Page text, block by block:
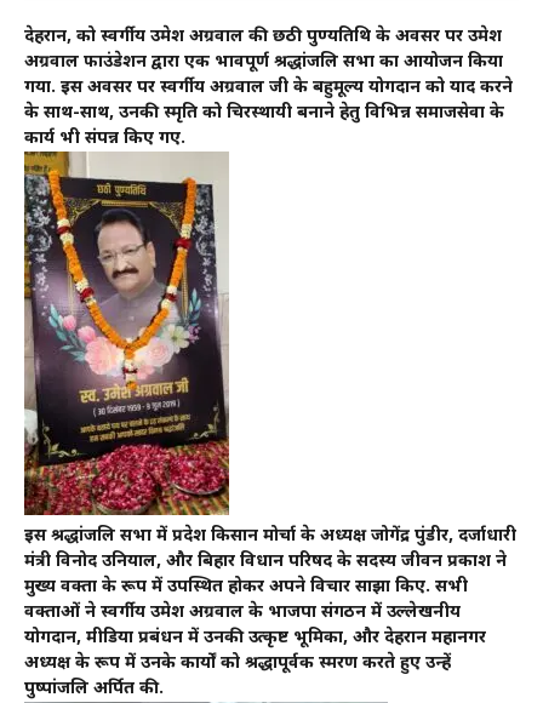
देहरादून, को स्वर्गीय उमेश अग्रवाल की छठी पुण्यतिथि के अवसर पर उमेश
अग्रवाल फाउंडेशन द्वारा एक भावपूर्ण श्रद्धांजलि सभा का आयोजन किया
गया. इस अवसर पर स्वर्गीय अग्रवाल जी के बहुमूल्य योगदान को याद करने
के साथ-साथ, उनकी स्मृति को चिरस्थायी बनाने हेतु विभिन्न समाजसेवा के
कार्य भी संपन्न किए गए.
इस श्रद्धांजलि सभा में प्रदेश किसान मोर्चा के अध्यक्ष जोगेंद्र पुंडीर, दर्जाधारी
मंत्री विनोद उनियाल, और बिहार विधान परिषद के सदस्य जीवन प्रकाश ने
मुख्य वक्ता के रूप में उपस्थित होकर अपने विचार साझा किए. सभी
वक्ताओं ने स्वर्गीय उमेश अग्रवाल के भाजपा संगठन में उल्लेखनीय
योगदान, मीडिया प्रबंधन में उनकी उत्कृष्ट भूमिका, और देहरादून महानगर
अध्यक्ष के रूप में उनके कार्यों को श्रद्धापूर्वक स्मरण करते हुए उन्हें
पुष्पांजलि अर्पित की.